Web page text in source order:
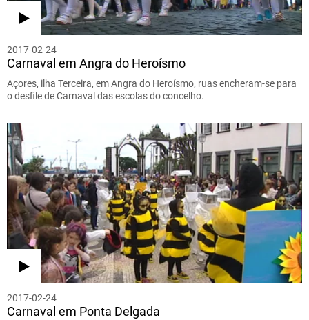
2017-02-24
Carnaval em Angra do Heroísmo
Açores, ilha Terceira, em Angra do Heroísmo, ruas encheram-se para
o desfile de Carnaval das escolas do concelho.
2017-02-24
Carnaval em Ponta Delgada